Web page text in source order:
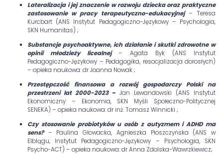
Lateralizacja i jej znaczenie w rozwoju dziecka oraz praktyczne
zastosowanie w pracy terapeutyczno-edukacyjnej– Teresa
Kurcbart (ANS Instytut Pedagogiczno-Językowy – Psychologia,
SKN Humanitas) ;
Substancje psychoaktywne, ich działanie i skutki zdrowotne w
opinii młodzieży licealnej – Agata Byk (ANS Instytut
Pedagogiczno-Językowy – Pedagogika, resocjalizacja dorosłych)
– opieka naukowa: dr Joanna Nowak ;
Przestępczość finansowa a rozwój gospodarczy Polski na
przestrzeni lat 2000-2023– Jan Lewandowski (ANS Instytut
Ekonomiczny – Ekonomia, SKN Myśli Społeczno-Politycznej
SENEKA) – opieka naukowa: dr inż. Tomasz Winnicki ;
Czy stosowanie probiotyków u osób z autyzmem i ADHD ma
sens?– Paulina Głowacka, Agnieszka Płoszczyńska (ANS w
Elblągu, Instytut Pedagogiczno-Językowy – Psychologia, SKN
Psycho-ACT) – opieka naukowa: dr Anna Zdolska-Wawrzkiewicz;